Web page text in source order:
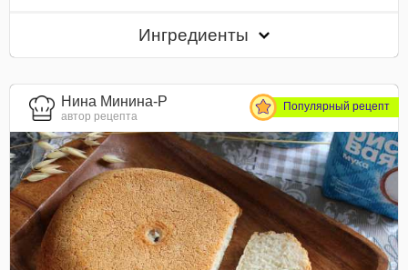
Ингредиенты
Нина Минина-Р
автор рецепта
Популярный рецепт